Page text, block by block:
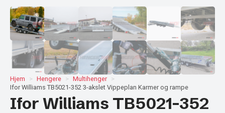
Hjem Hengere
Multihenger
Ifor Williams TB5021-352 3-akslet Vippeplan Karmer og rampe
Ifor Williams TB5021-352